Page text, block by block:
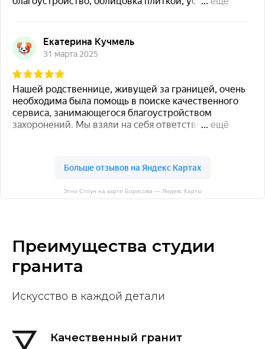
Этно Стоун на карте Борисова — Яндекс Карты
Преимущества студии
гранита
Искусство в каждой детали
Качественный гранит